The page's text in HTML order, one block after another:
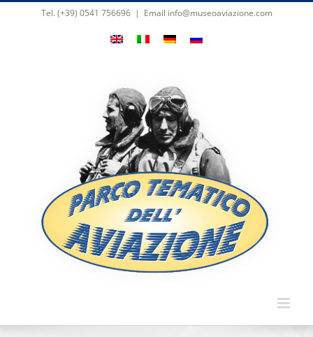
Tel. (+39) 0541 756696 | Email info@museoaviazione.com